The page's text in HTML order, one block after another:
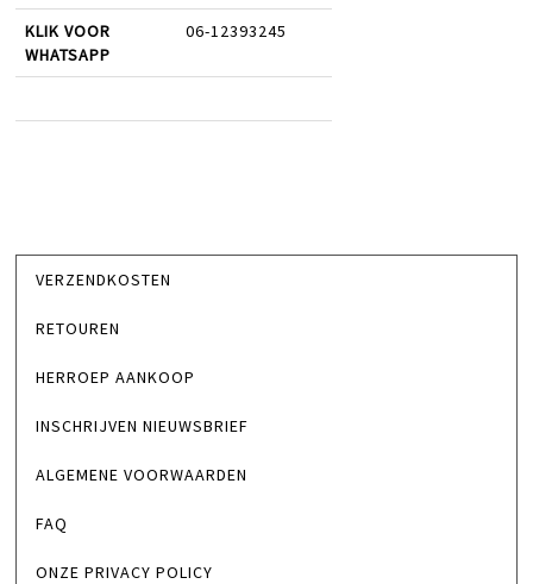
KLIK VOOR
WHATSAPP
06-12393245
VERZENDKOSTEN
RETOUREN
HERROEP AANKOOP
INSCHRIJVEN NIEUWSBRIEF
ALGEMENE VOORWAARDEN
FAQ
ONZE PRIVACY POLICY